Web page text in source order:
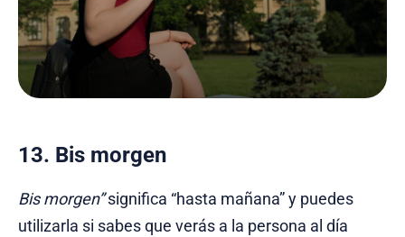
13. Bis morgen
Bis morgen”significa “hasta mañana” y puedes
utilizarla si sabes que verás a la persona al día